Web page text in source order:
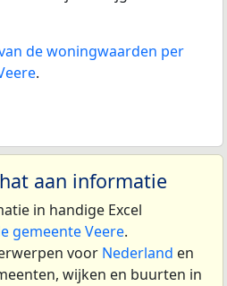
de woningwaarden per
.
aan informatie
in handige Excel
gemeente Veere.
voor Nederland en
wijken en buurten in